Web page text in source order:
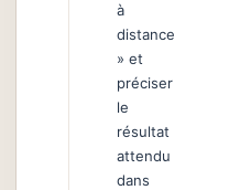
à
distance
» et
préciser
le
résultat
attendu
dans